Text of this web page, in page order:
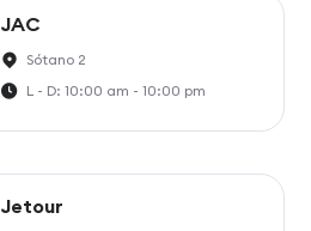
JAC
Sótano 2
L - D: 10:00 am - 10:00 pm
Jetour